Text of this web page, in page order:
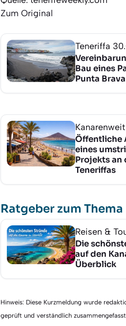
Zum Original
Teneriffa
Bau eines
Punta Brava
Kanarenweit
Öffentliche
eines
Projekts an
Teneriffas
Ratgeber zum Thema
Reisen &
Die
auf den
Überblick
Hinweis: Diese Kurzmeldung wurde
geprüft und verständlich